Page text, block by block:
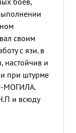
своим
с язи. в
настойчив и
и при штурме
МОГИЛА.
и всюду
к